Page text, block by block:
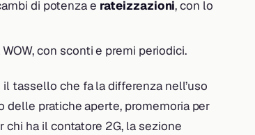
di potenza e rateizzazioni, con lo
con sconti e premi periodici.
tassello che fa la differenza nell’uso
pratiche aperte, promemoria per
ha il contatore 2G, la sezione